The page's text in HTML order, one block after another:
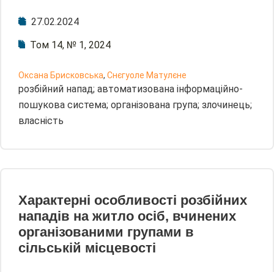
27.02.2024
Том 14, № 1, 2024
Оксана Брисковська, Снєгуоле Матулєне
розбійний напад; автоматизована інформаційно-
пошукова система; організована група; злочинець;
власність
Характерні особливості розбійних
нападів на житло осіб, вчинених
організованими групами в
сільській місцевості